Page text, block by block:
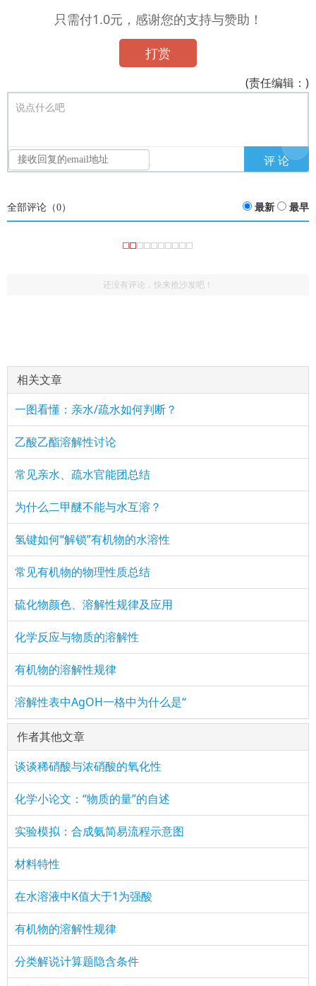
只需付1.0元，感谢您的支持与赞助！
打赏
(责任编辑：)
说点什么吧
全部评论（0） 最新 最早
还没有评论，快来抢沙发吧！
相关文章
一图看懂：亲水/疏水如何判断？
乙酸乙酯溶解性讨论
常见亲水、疏水官能团总结
为什么二甲醚不能与水互溶？
氢键如何“解锁”有机物的水溶性
常见有机物的物理性质总结
硫化物颜色、溶解性规律及应用
化学反应与物质的溶解性
有机物的溶解性规律
溶解性表中AgOH一格中为什么是“
作者其他文章
谈谈稀硝酸与浓硝酸的氧化性
化学小论文：“物质的量”的自述
实验模拟：合成氨简易流程示意图
材料特性
在水溶液中K值大于1为强酸
有机物的溶解性规律
分类解说计算题隐含条件